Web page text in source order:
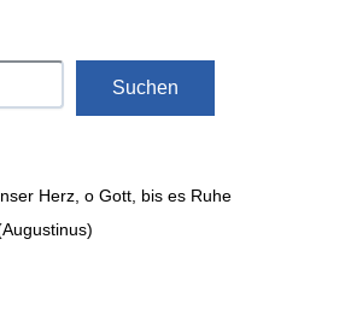
Suchen
Herz, o Gott, bis es Ruhe